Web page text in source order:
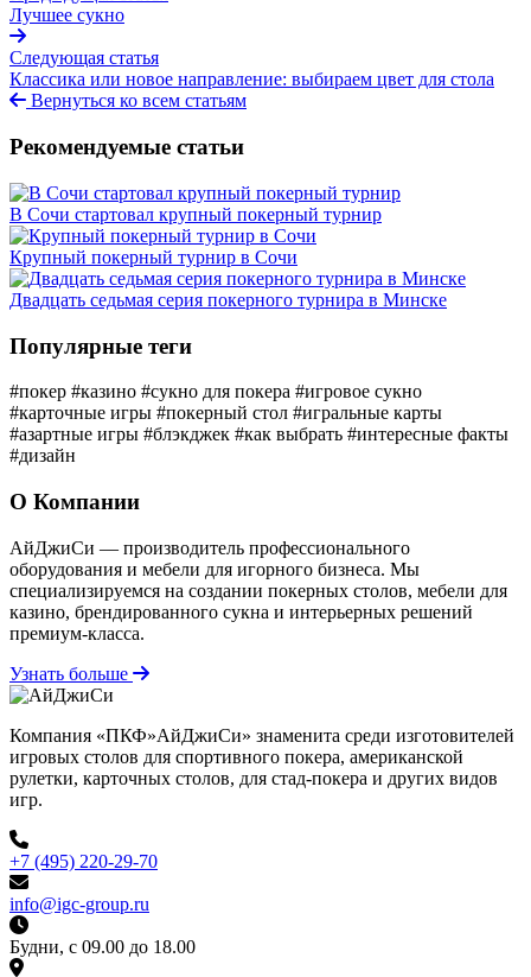
Лучшее сукно
Следующая статья
Классика или новое направление: выбираем цвет для стола
Вернуться ко всем статьям
Рекомендуемые статьи
В Сочи стартовал крупный покерный турнир
Крупный покерный турнир в Сочи
Двадцать седьмая серия покерного турнира в Минске
Популярные теги
#покер #казино #сукно для покера #игровое сукно
#карточные игры #покерный стол #игральные карты
#азартные игры #блэкджек #как выбрать #интересные факты
#дизайн
О Компании
АйДжиСи — производитель профессионального
оборудования и мебели для игорного бизнеса. Мы
специализируемся на создании покерных столов, мебели для
казино, брендированного сукна и интерьерных решений
премиум-класса.
Узнать больше
Компания «ПКФ»АйДжиСи» знаменита среди изготовителей
игровых столов для спортивного покера, американской
рулетки, карточных столов, для стад-покера и других видов
игр.
+7 (495) 220-29-70
info@igc-group.ru
Будни, с 09.00 до 18.00